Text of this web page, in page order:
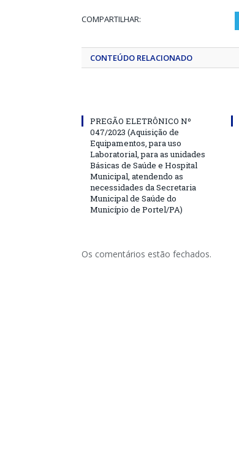
COMPARTILHAR:
CONTEÚDO RELACIONADO
PREGÃO ELETRÔNICO Nº
047/2023 (Aquisição de
Equipamentos, para uso
Laboratorial, para as unidades
Básicas de Saúde e Hospital
Municipal, atendendo as
necessidades da Secretaria
Municipal de Saúde do
Município de Portel/PA)
Os comentários estão fechados.